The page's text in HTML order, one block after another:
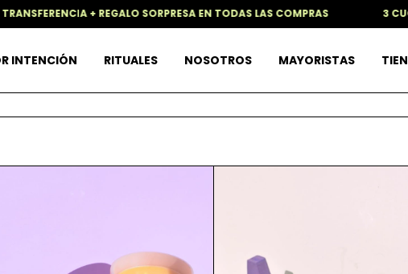
+ REGALO SORPRESA EN TODAS LAS COMPRAS 3
INTENCIÓN RITUALES NOSOTROS MAYORISTAS